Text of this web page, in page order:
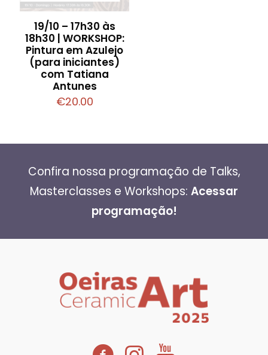
19/10 – 17h30 às
18h30 | WORKSHOP:
Pintura em Azulejo
(para iniciantes)
com Tatiana
Antunes
€20.00
Confira nossa programação de Talks,
Masterclasses e Workshops: Acessar
programação!